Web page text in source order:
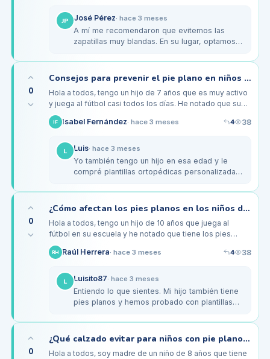
JP José Pérez· hace 3 meses
A mí me recomendaron que evitemos las
zapatillas muy blandas. En su lugar, optamos
de la marca Geox, que tienen una…
0
Consejos para prevenir el pie plano en niños activos de 7 años
Hola a todos, tengo un hijo de 7 años que es muy activo
y juega al fútbol casi todos los días. He notado que sus
pies parecen planos y a veces se queja de molestias
después de…
IF Isabel Fernández· hace 3 meses 4 38
L Luis· hace 3 meses
Yo también tengo un hijo en esa edad y le
compré plantillas ortopédicas personalizadas.
mejoró su comodidad al…
0
¿Cómo afectan los pies planos en los niños durante el deporte escolar?
Hola a todos, tengo un hijo de 10 años que juega al
fútbol en su escuela y he notado que tiene los pies
planos. A veces se queja de dolor en los pies después
de los entrenamientos…
RH Raúl Herrera· hace 3 meses 4 38
L Luisito87· hace 3 meses
Entiendo lo que sientes. Mi hijo también tiene
pies planos y hemos probado con plantillas
unas específicas para su…
0
¿Qué calzado evitar para niños con pie plano y arco caído?
Hola a todos, soy madre de un niño de 8 años que tiene